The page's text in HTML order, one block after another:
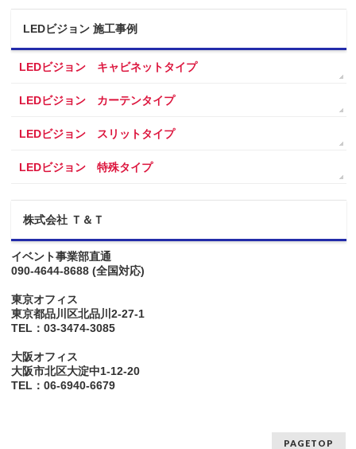
LEDビジョン 施工事例
LEDビジョン キャビネットタイプ
LEDビジョン カーテンタイプ
LEDビジョン スリットタイプ
LEDビジョン 特殊タイプ
株式会社 Ｔ＆Ｔ
イベント事業部直通
090-4644-8688 (全国対応)
東京オフィス
東京都品川区北品川2-27-1
TEL：03-3474-3085
大阪オフィス
大阪市北区大淀中1-12-20
TEL：06-6940-6679
PAGETOP